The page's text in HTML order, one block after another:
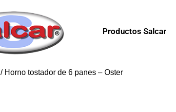
Productos Salcar
/ Horno tostador de 6 panes – Oster